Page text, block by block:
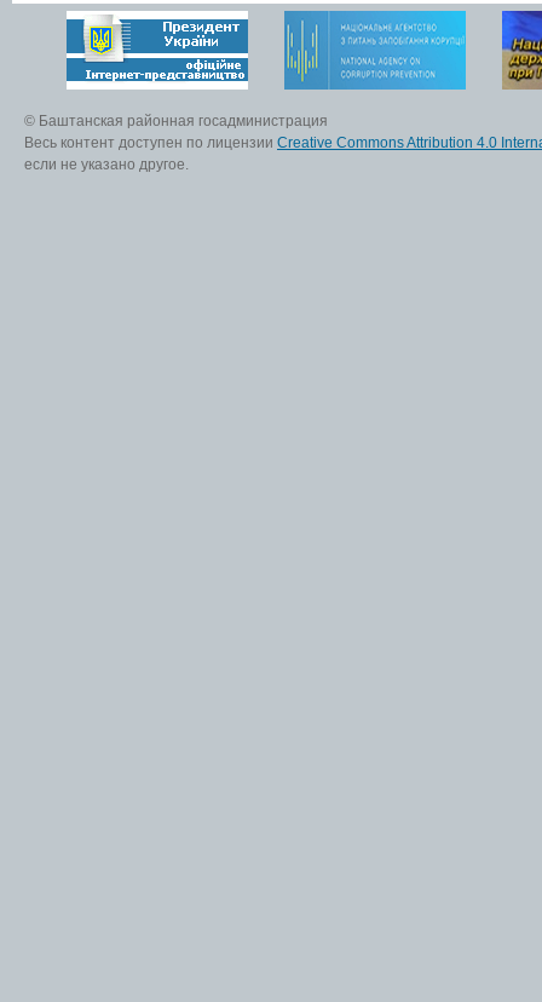
© Баштанская районная госадминистрация
Весь контент доступен по лицензии Creative Commons Attribution 4.0
если не указано другое.